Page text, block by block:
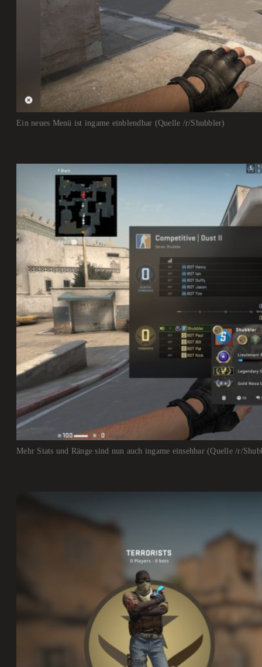
Ein neues Menü ist ingame einblendbar (Quelle /r/Shubbler)
Mehr Stats und Ränge sind nun auch ingame einsehbar (Quelle /r/